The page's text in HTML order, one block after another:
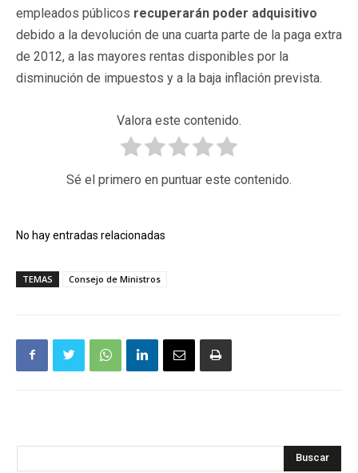
empleados públicos recuperarán poder adquisitivo
debido a la devolución de una cuarta parte de la paga extra
de 2012, a las mayores rentas disponibles por la
disminución de impuestos y a la baja inflación prevista.
Valora este contenido.
Sé el primero en puntuar este contenido.
No hay entradas relacionadas
TEMAS Consejo de Ministros
Buscar